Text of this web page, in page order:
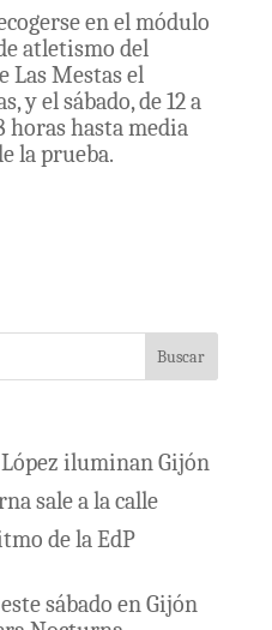
en el módulo
atletismo del
Las Mestas el
y el sábado, de 12 a
horas hasta media
la prueba.
López iluminan Gijón
sale a la calle
de la EdP
sábado en Gijón